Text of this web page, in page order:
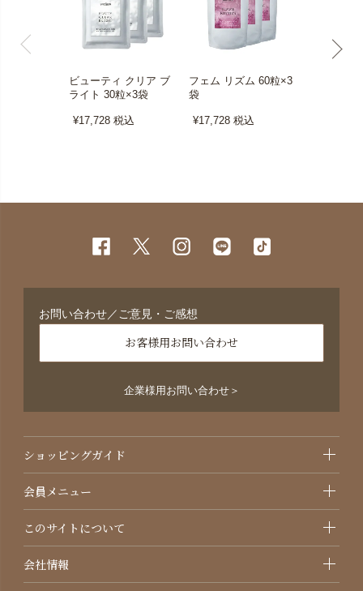
ビューティ クリア ブ
ライト 30粒×3袋
¥17,728税込
フェム リズム 60粒×3
袋
¥17,728税込
お問い合わせ／ご意見・ご感想
お客様用お問い合わせ
企業様用お問い合わせ＞
ショッピングガイド
会員メニュー
このサイトについて
会社情報